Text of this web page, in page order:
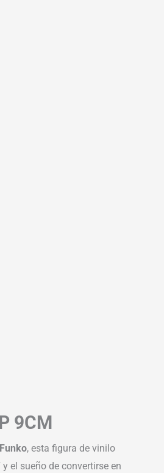
9CM
Funko, esta figura de vinilo
el sueño de convertirse en